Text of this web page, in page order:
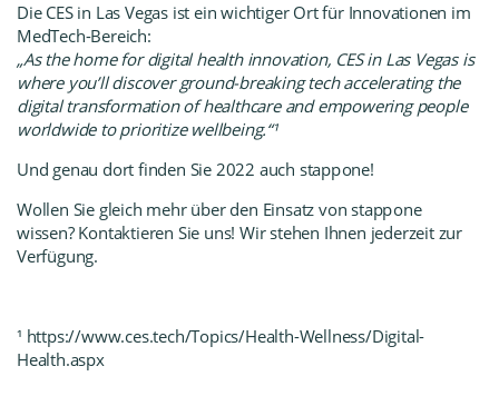
Die CESin Las Vegas ist ein wichtiger Ort für Innovationen im
MedTech-Bereich:
„As the home for digital health innovation, CESin Las Vegas is
where you’ll discover ground-breaking tech accelerating the
digital transformation of healthcare and empowering people
worldwide to prioritize wellbeing.“¹
Und genau dort finden Sie 2022 auch stappone!
Wollen Sie gleich mehr über den Einsatz von stappone
wissen? Kontaktieren Sie uns! Wir stehen Ihnen jederzeit zur
Verfügung.
¹ https://www.ces.tech/Topics/Health-Wellness/Digital-
Health.aspx